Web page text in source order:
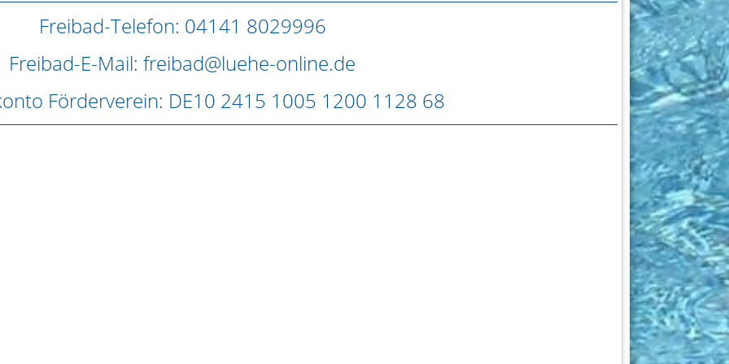
Freibad-Telefon: 04141 8029996
Freibad-E-Mail: freibad@luehe-online.de
Förderverein: DE10 2415 1005 1200 1128 68